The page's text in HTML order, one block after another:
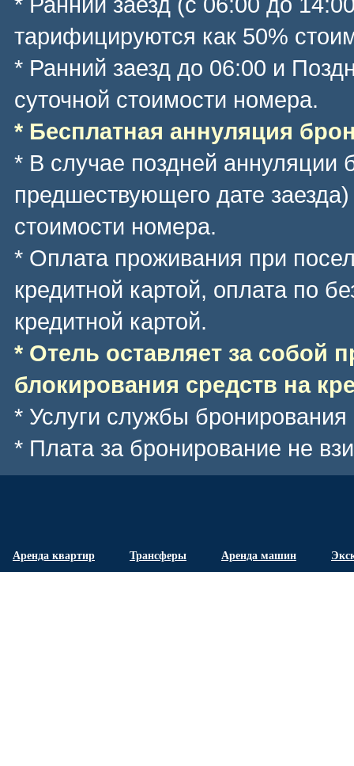
тарифицируются как 50%
* Ранний заезд до 06:00 и
суточной стоимости номера.
* Бесплатная аннуляция
* В случае поздней аннуляции
предшествующего дате
стоимости номера.
* Оплата проживания при
кредитной картой, оплата по
кредитной картой.
* Отель оставляет за собой
блокирования средств на
* Услуги службы
* Плата за бронирование не
Аренда квартир Трансферы Аренда машин